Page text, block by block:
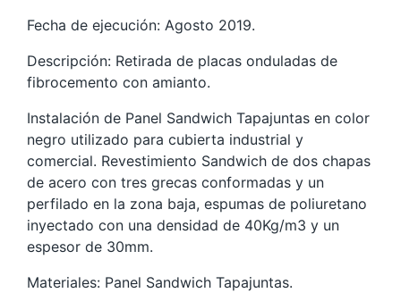
Fecha de ejecución: Agosto 2019.
Descripción: Retirada de placas onduladas de
fibrocemento con amianto.
Instalación de Panel Sandwich Tapajuntas en color
negro utilizado para cubierta industrial y
comercial. Revestimiento Sandwich de dos chapas
de acero con tres grecas conformadas y un
perfilado en la zona baja, espumas de poliuretano
inyectado con una densidad de 40Kg/m3 y un
espesor de 30mm.
Materiales: Panel Sandwich Tapajuntas.